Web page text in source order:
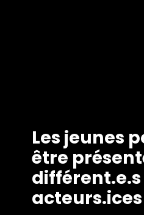
Les jeunes
être
différent.e.s
acteurs.ices